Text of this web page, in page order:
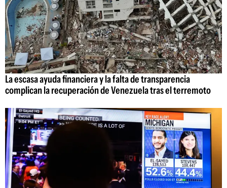
La escasa ayuda financiera y la falta de transparencia
complican la recuperación de Venezuela tras el terremoto